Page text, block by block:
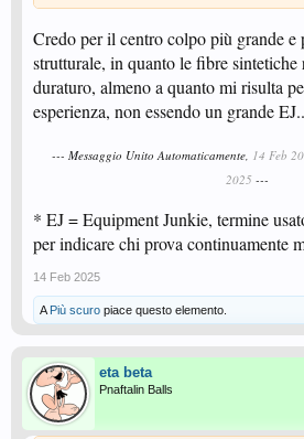
Credo per il centro colpo più grande e
strutturale, in quanto le fibre
duraturo, almeno a quanto mi risulta
esperienza, non essendo un grande
--- Messaggio Unito Automaticamente, 14 Feb
2025 ---
* EJ = Equipment Junkie, termine
per indicare chi prova continuamente
14 Feb 2025
A Più scuro piace questo elemento.
eta beta
Pnaftalin Balls